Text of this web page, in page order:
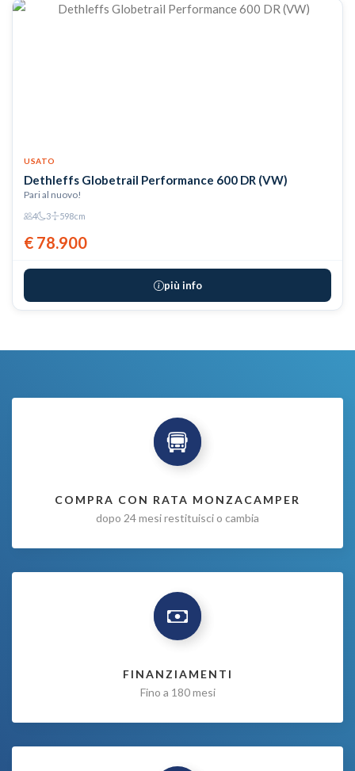
USATO
Dethleffs Globetrail Performance 600 DR (VW)
Pari al nuovo!
4 3 598cm
€ 78.900
più info
COMPRA CON RATA MONZACAMPER
dopo 24 mesi restituisci o cambia
FINANZIAMENTI
Fino a 180 mesi